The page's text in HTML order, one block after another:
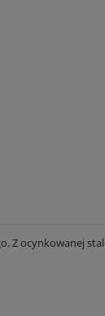
Z ocynkowanej stali